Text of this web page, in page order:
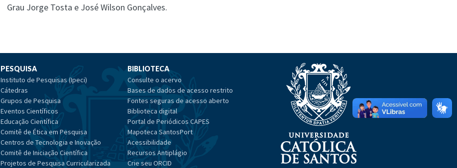
Grau Jorge Tosta e José Wilson Gonçalves.
PESQUISA
Instituto de Pesquisas (Ipeci)
Cátedras
Grupos de Pesquisa
Eventos Científicos
Educação Científica
Comitê de Ética em Pesquisa
Centros de Tecnologia e Inovação
Comitê de Iniciação Científica
Projetos de Pesquisa Curricularizada
BIBLIOTECA
Consulte o acervo
Bases de dados de acesso restrito
Fontes seguras de acesso aberto
Biblioteca digital
Portal de Periódicos CAPES
Mapoteca SantosPort
Acessibilidade
Recursos Antiplágio
Crie seu ORCID